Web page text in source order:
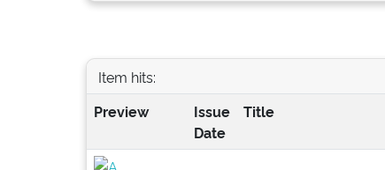
Item hits:
Preview
Issue
Date
Title